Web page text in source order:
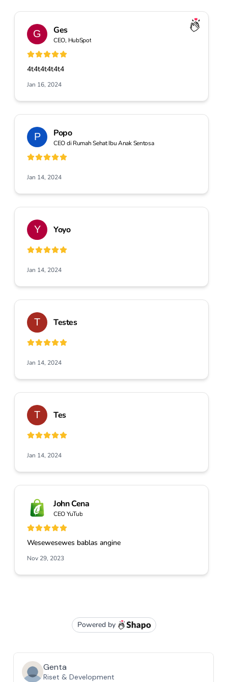
Genta
Riset & Development